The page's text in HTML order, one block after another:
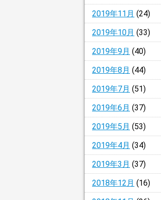
2019年11月 (24)
2019年10月 (33)
2019年9月 (40)
2019年8月 (44)
2019年7月 (51)
2019年6月 (37)
2019年5月 (53)
2019年4月 (34)
2019年3月 (37)
2018年12月 (16)